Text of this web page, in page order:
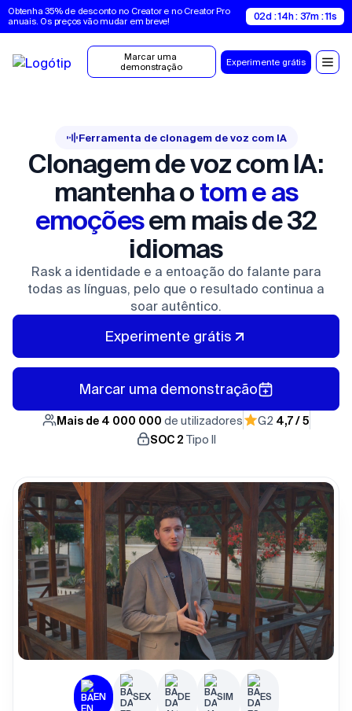
Obtenha 35% de desconto no Creator e no Creator Pro
anuais. Os preços vão mudar em breve!
02d : 14h : 37m : 10s
Marcar uma
demonstração
Experimente grátis
Ferramenta de clonagem de voz com IA
Clonagem de voz com IA:
mantenha o tom e as
emoçõesem mais de 32
idiomas
Rask a identidade e a entoação do falante para
todas as línguas, pelo que o resultado continua a
soar autêntico.
Experimente grátis
Marcar uma demonstração
Mais de 4 000 000 de utilizadores G2 4,7 / 5
SOC 2 Tipo II
EN SEX DE SIM ES